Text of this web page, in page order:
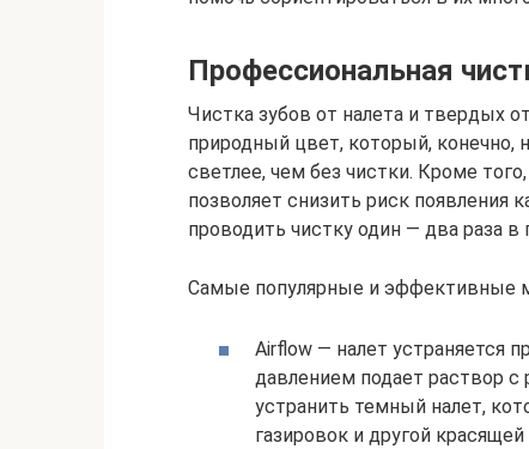
Профессиональная
Чистка зубов от налета и твердых
природный цвет, который, конечно,
светлее, чем без чистки. Кроме
позволяет снизить риск появления
проводить чистку один — два раза в
Самые популярные и эффективные
Airflow — налет устраняется
давлением подает раствор
устранить темный налет,
газировок и другой